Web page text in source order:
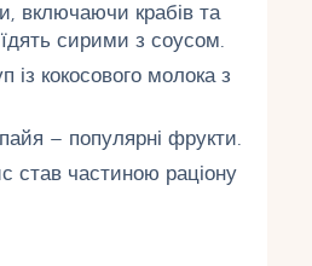
включаючи крабів та
їдять сирими з соусом.
із кокосового молока з
– популярні фрукти.
став частиною раціону